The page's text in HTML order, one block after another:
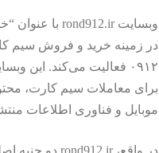
در زمینه خرید و فروش سیم
۰۹۱۲ فعالیت می‌کند. این
برای معاملات سیم کارت،
موبایل و فناوری اطلاعات
در واقع، rond912.ir دو جنبه اصلی دارد: